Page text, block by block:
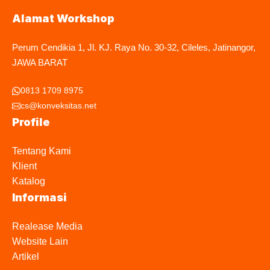
Alamat Workshop
Perum Cendikia 1, Jl. KJ. Raya No. 30-32, Cileles, Jatinangor,
JAWA BARAT
0813 1709 8975
cs@konveksitas.net
Profile
Tentang Kami
Klient
Katalog
Informasi
Realease Media
Website Lain
Artikel